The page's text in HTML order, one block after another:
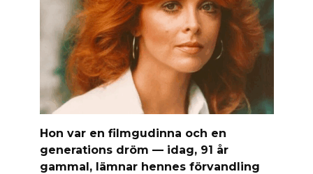
Hon var en filmgudinna och en
generations dröm — idag, 91 år
gammal, lämnar hennes förvandling